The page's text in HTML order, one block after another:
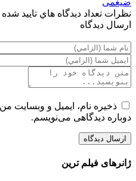
ضیغمی
نظرات تعداد ديدگاه هاي تاييد شده
ارسال ديدگاه
ذخیره نام، ایمیل و وبسایت
دوباره دیدگاهی می‌نویسم.
ژانرهای فیلم ترین